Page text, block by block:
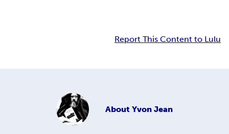
Report This Content to Lulu
About Yvon Jean